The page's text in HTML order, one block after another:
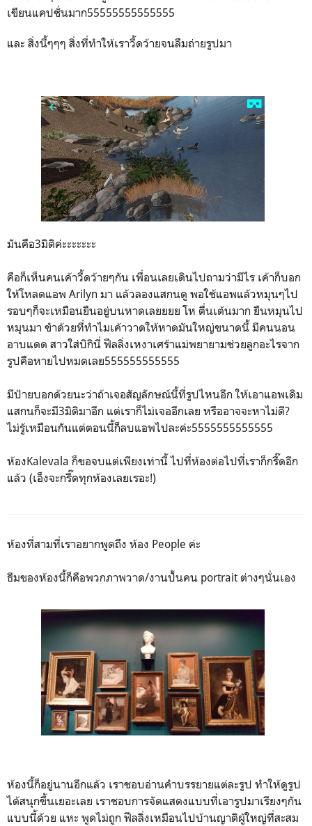
เขียนแคปชั่นมาก55555555555555
และ สิ่งนี้ๆๆๆ สิ่งที่ทำให้เราวี้ดว้ายจนลืมถ่ายรูปมา
มันคือ3มิติค่ะะะะะะะ
คือก็เห็นคนเค้าวี้ดว้ายๆกัน เพื่อนเลยเดินไปถามว่ามีไร เค้าก็บอก
ให้โหลดแอพ Arilyn มา แล้วลองแสกนดู พอใช้แอพแล้วหมุนๆไป
รอบๆก็จะเหมือนยืนอยู่บนหาดเลยยยย โห ตื่นเต้นมาก ยืนหมุนไป
หมุนมา ขำด้วยที่ทำไมเค้าวาดให้หาดมันใหญ่ขนาดนี้ มีคนนอน
อาบแดด สาวใส่บิกินี่ ฟีลลิ่งเหงาเศร้าแม่พยายามช่วยลูกอะไรจาก
รูปคือหายไปหมดเลย555555555555
มีป้ายบอกด้วยนะว่าถ้าเจอสัญลักษณ์นี้ที่รูปไหนอีก ให้เอาแอพเดิม
แสกนก็จะมี3มิติมาอีก แต่เราก็ไม่เจออีกเลย หรืออาจจะหาไม่ดี?
ไม่รู้เหมือนกันแต่ตอนนี้ก็ลบแอพไปละค่ะ5555555555555
ห้องKalevala ก็ขอจบแต่เพียงเท่านี้ ไปที่ห้องต่อไปที่เราก็กรี๊ดอีก
แล้ว (เอ็งจะกรี๊ดทุกห้องเลยเรอะ!)
ห้องที่สามที่เราอยากพูดถึง ห้อง People ค่ะ
ธีมของห้องนี้ก็คือพวกภาพวาด/งานปั้นคน portrait ต่างๆนั่นเอง
ห้องนี้ก็อยู่นานอีกแล้ว เราชอบอ่านคำบรรยายแต่ละรูป ทำให้ดูรูป
ได้สนุกขึ้นเยอะเลย เราชอบการจัดแสดงแบบที่เอารูปมาเรียงๆกัน
แบบนี้ด้วย แหะ พูดไม่ถูก ฟีลลิ่งเหมือนไปบ้านญาติผู้ใหญ่ที่สะสม